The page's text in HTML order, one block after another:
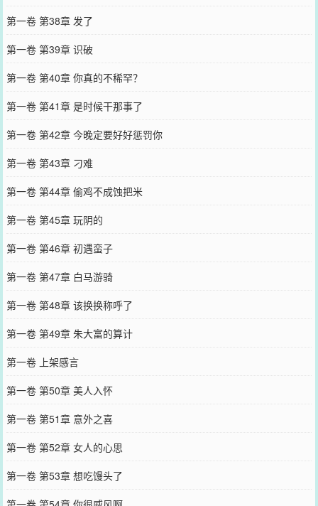
第一卷 第38章 发了
第一卷 第39章 识破
第一卷 第40章 你真的不稀罕？
第一卷 第41章 是时候干那事了
第一卷 第42章 今晚定要好好惩罚你
第一卷 第43章 刁难
第一卷 第44章 偷鸡不成蚀把米
第一卷 第45章 玩阴的
第一卷 第46章 初遇蛮子
第一卷 第47章 白马游骑
第一卷 第48章 该换换称呼了
第一卷 第49章 朱大富的算计
第一卷 上架感言
第一卷 第50章 美人入怀
第一卷 第51章 意外之喜
第一卷 第52章 女人的心思
第一卷 第53章 想吃馒头了